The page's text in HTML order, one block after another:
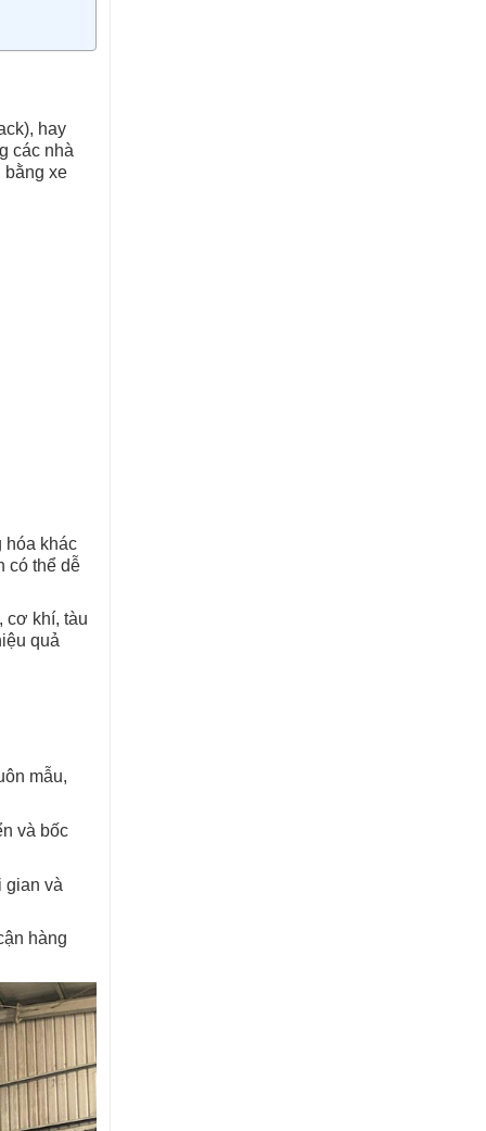
hay
các nhà
bằng xe
hóa khác
có thể dễ
cơ khí, tàu
quả
mẫu,
và bốc
gian và
hàng